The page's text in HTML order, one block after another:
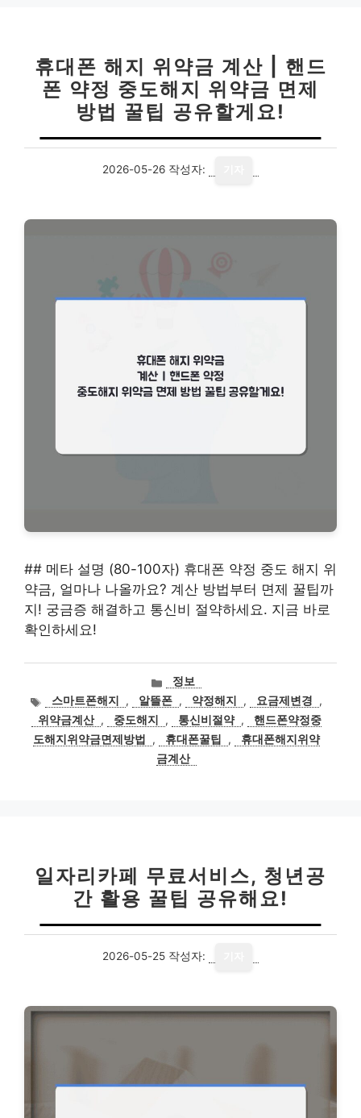
휴대폰 해지 위약금 계산 | 핸드
폰 약정 중도해지 위약금 면제
방법 꿀팁 공유할게요!
2026-05-26 작성자:
## 메타 설명 (80-100자) 휴대폰 약정 중도 해지 위
약금, 얼마나 나올까요? 계산 방법부터 면제 꿀팁까
지! 궁금증 해결하고 통신비 절약하세요. 지금 바로
확인하세요!
카
테
고
리
정보
태
그
스마트폰해지 , 알뜰폰 , 약정해지 , 요금제변경
,
위약금계산 , 중도해지 , 통신비절약 ,
핸드폰약정중
도해지위약금면제방법
, 휴대폰꿀팁 ,
휴대폰해지위약
금계산
일자리카페 무료서비스, 청년공
간 활용 꿀팁 공유해요!
2026-05-25 작성자: